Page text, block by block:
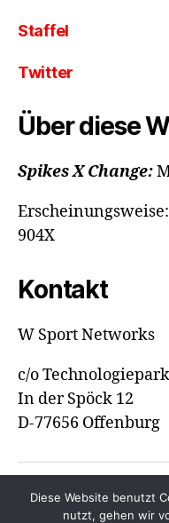
Staffel
Twitter
Über diese
Spikes X Change:
904X
Kontakt
W Sport Networks
c/o
In der Spöck 12
D-77656 Offenburg
© 2026Spikes
Diese Website benutzt
nutzt, gehen wir